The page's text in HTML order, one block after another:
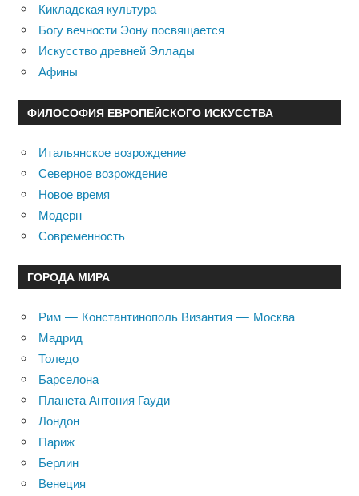
Кикладская культура
Богу вечности Эону посвящается
Искусство древней Эллады
Афины
ФИЛОСОФИЯ ЕВРОПЕЙСКОГО ИСКУССТВА
Итальянское возрождение
Северное возрождение
Новое время
Модерн
Современность
ГОРОДА МИРА
Рим — Константинополь Византия — Москва
Мадрид
Толедо
Барселона
Планета Антония Гауди
Лондон
Париж
Берлин
Венеция